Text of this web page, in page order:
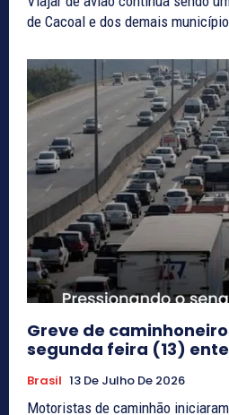
de Cacoal e dos demais
Greve de
segunda feira (13)
Brasil 13 De Julho De 2026
Motoristas de caminhão